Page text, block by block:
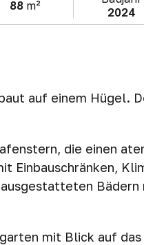
88 m²
2024
auf einem Hügel.
die einen
Einbauschränken,
Bädern
mit Blick auf das